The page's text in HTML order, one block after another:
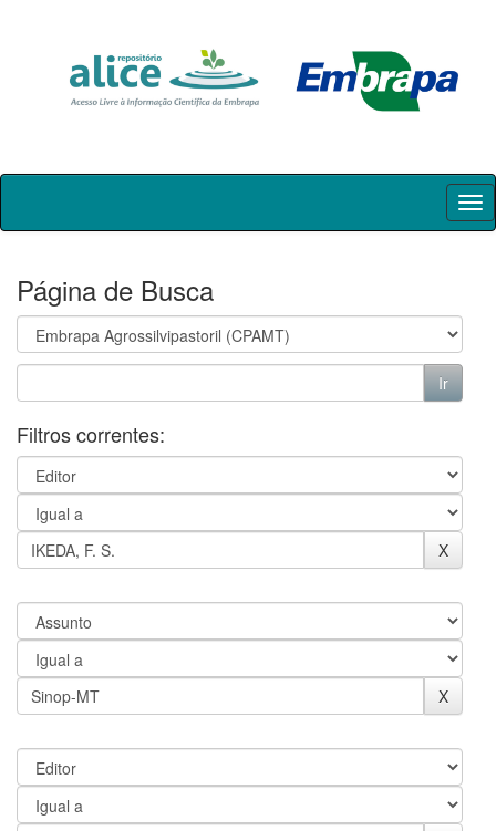
Skip
Página de Busca
Filtros correntes: